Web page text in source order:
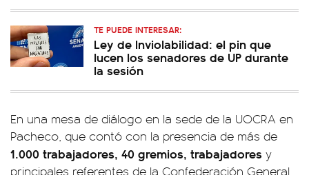
TE PUEDE INTERESAR:
Ley de Inviolabilidad: el pin que
lucen los senadores de UP durante
la sesión
En una mesa de diálogo en la sede de la UOCRA en
Pacheco, que contó con la presencia de más de
1.000 trabajadores, 40 gremios, trabajadores y
principales referentes de la Confederación General